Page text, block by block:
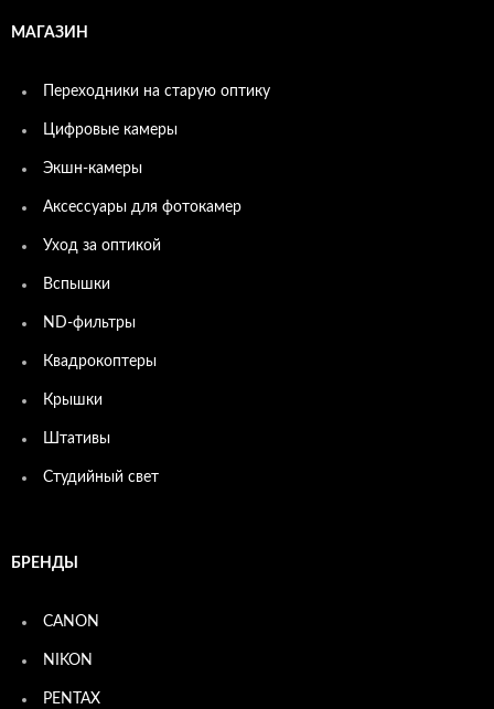
МАГАЗИН
Переходники на старую оптику
Цифровые камеры
Экшн-камеры
Аксессуары для фотокамер
Уход за оптикой
Вспышки
ND-фильтры
Квадрокоптеры
Крышки
Штативы
Студийный свет
БРЕНДЫ
CANON
NIKON
PENTAX